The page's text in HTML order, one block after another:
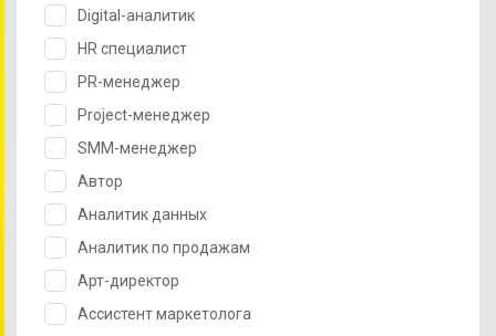
Digital-аналитик
HR специалист
PR-менеджер
Project-менеджер
SMM-менеджер
Автор
Аналитик данных
Аналитик по продажам
Арт-директор
Ассистент маркетолога